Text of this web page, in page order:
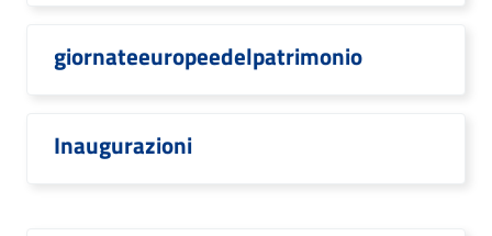
giornateeuropeedelpatrimonio
Inaugurazioni